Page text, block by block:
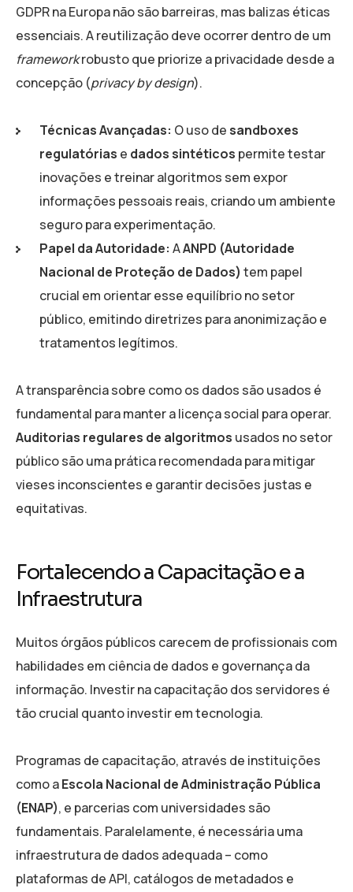
GDPR na Europa não são barreiras, mas balizas éticas
essenciais. A reutilização deve ocorrer dentro de um
frameworkrobusto que priorize a privacidade desde a
concepção (privacy by design).
Técnicas Avançadas: O uso desandboxes
regulatórias e dados sintéticos permite testar
inovações e treinar algoritmos sem expor
informações pessoais reais, criando um ambiente
seguro para experimentação.
Papel da Autoridade: AANPD (Autoridade
Nacional de Proteção de Dados) tem papel
crucial em orientar esse equilíbrio no setor
público, emitindo diretrizes para anonimização e
tratamentos legítimos.
A transparência sobre como os dados são usados é
fundamental para manter a licença social para operar.
Auditorias regulares de algoritmos usados no setor
público são uma prática recomendada para mitigar
vieses inconscientes e garantir decisões justas e
equitativas.
Fortalecendo a Capacitação e a
Infraestrutura
Muitos órgãos públicos carecem de profissionais com
habilidades em ciência de dados e governança da
informação. Investir na capacitação dos servidores é
tão crucial quanto investir em tecnologia.
Programas de capacitação, através de instituições
como aEscola Nacional de Administração Pública
(ENAP), e parcerias com universidades são
fundamentais. Paralelamente, é necessária uma
infraestrutura de dados adequada – como
plataformas de API, catálogos de metadados e